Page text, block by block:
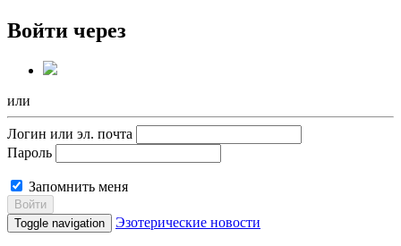
Войти через
или
Логин или эл. почта
Пароль
Запомнить меня
Войти
Toggle navigation
Эзотерические новости